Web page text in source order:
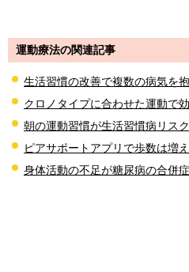
運動療法の関連記事
生活習慣の改善で複数の病気を
クロノタイプに合わせた運動で
朝の運動習慣が生活習慣病リス
ピアサポートアプリで歩数は増
身体活動の不足が糖尿病の合併